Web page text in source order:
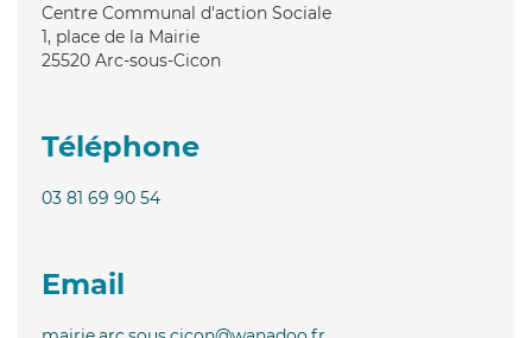
Centre Communal d'action Sociale
1, place de la Mairie
25520 Arc-sous-Cicon
Téléphone
03 81 69 90 54
Email